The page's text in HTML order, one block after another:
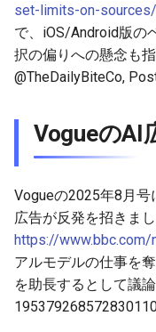
2026-03-20
2026-03-19
2026-03-17
2026-03-16
2026-03-15
2026-03-14
set-limits-on-sources/
で、iOS/Android版の
択の偏りへの懸念も
@TheDailyBiteCo,
VogueのAI
Vogueの2025年8月
広告が反発を招きま
https://
アルモデルの仕事を
を助長するとして議